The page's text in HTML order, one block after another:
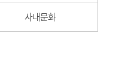
사내문화